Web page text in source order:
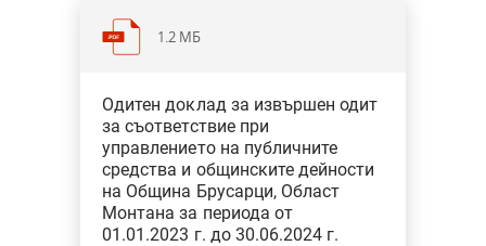
1.2 МБ
Тип: Одит за съответствие при
финансовото управление
Одитен доклад за извършен одит
за съответствие при
управлението на публичните
средства и общинските дейности
на Община Брусарци, Област
Монтана за периода от
01.01.2023 г. до 30.06.2024 г.